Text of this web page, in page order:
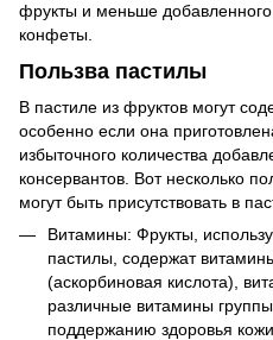
фрукты и меньше
конфеты.
Пользва пастилы
В пастиле из фруктов могут
особенно если она
избыточного количества
консервантов. Вот несколько
могут быть присутствовать в
Витамины: Фрукты,
пастилы, содержат
(аскорбиновая кислота),
различные витамины
поддержанию здоровья